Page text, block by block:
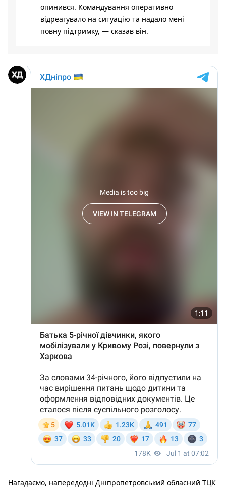
опинився. Командування оперативно
відреагувало на ситуацію та надало мені
повну підтримку, — сказав він.
Нагадаємо, напередодні Дніпропетровський обласний ТЦК